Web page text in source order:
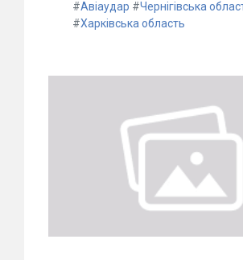
#Авіаудар #Чернігівська
#Харківська область